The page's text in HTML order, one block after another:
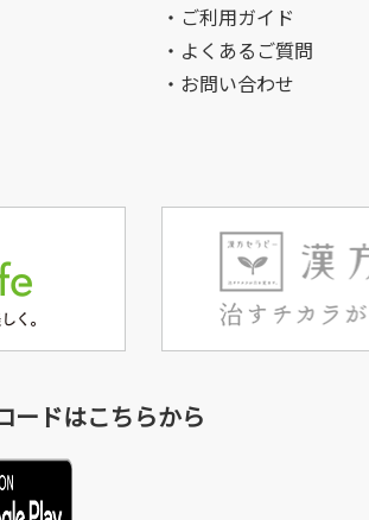
・ご利用ガイド
・よくあるご質問
・お問い合わせ
ードはこちらから